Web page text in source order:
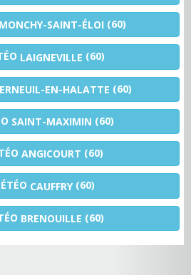
MONCHY-SAINT-ÉLOI (60)
LAIGNEVILLE (60)
EN-HALATTE (60)
SAINT-MAXIMIN (60)
ANGICOURT (60)
CAUFFRY (60)
BRENOUILLE (60)